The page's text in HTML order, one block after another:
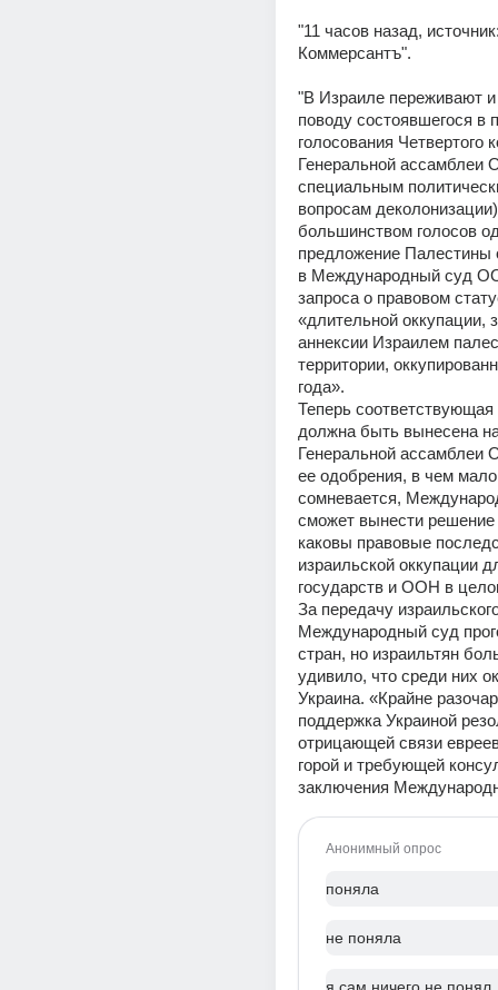
"11 часов назад,
Коммерсантъ".
"В Израиле переживают и
поводу состоявшегося в
голосования Четвертого
Генеральной ассамблеи
специальным
вопросам
большинством голосов
предложение Палестины
в Международный суд
запроса о правовом
«длительной оккупации,
аннексии Израилем
территории,
года».
Теперь
должна быть вынесена
Генеральной
ее одобрения, в чем мало
сомневается,
сможет вынести решение
каковы правовые
израильской оккупации
государств и ООН в
За передачу
Международный суд
стран, но израильтян
удивило, что среди них
Украина. «Крайне
поддержка Украиной
отрицающей связи
горой и требующей
заключения
Анонимный опрос
поняла
не поняла